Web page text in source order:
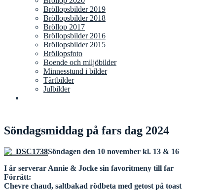
Bröllopsbilder 2019
Bröllopsbilder 2018
Bröllop 2017
Bröllopsbilder 2016
Bröllopsbilder 2015
Bröllopsfoto
Boende och miljöbilder
Minnesstund i bilder
Tårtbilder
Julbilder
Söndagsmiddag på fars dag 2024
Söndagen den 10 november kl. 13 & 16
I år serverar Annie & Jocke sin favoritmeny till far
Förrätt:
Chevre chaud, saltbakad rödbeta med getost på toast